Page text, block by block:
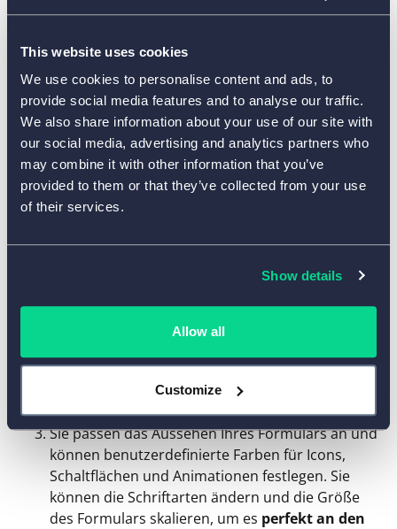
This website uses cookies
We use cookies to personalise content and ads, to
provide social media features and to analyse our traffic.
We also share information about your use of our site with
our social media, advertising and analytics partners who
may combine it with other information that you’ve
provided to them or that they’ve collected from your use
of their services.
Show details
Allow all
Customize
einbetten.
Warum Sie AidaForm verwenden sollten,
um ein spamfreies Kontaktformular für Ihre
WordPress-Website (oder jede andere) zu
erstellen:
mit reCAPTCHA in wenigen
Desktop- und Mobilgeräten optimiert.
Kontaktformular, dasFelder Ihrer Wahl
Sie passen das Aussehen Ihres Formulars an und
können benutzerdefinierte Farben für Icons,
Schaltflächen und Animationen festlegen. Sie
können die Schriftarten ändern und die Größe
des Formulars skalieren, um es perfekt an den